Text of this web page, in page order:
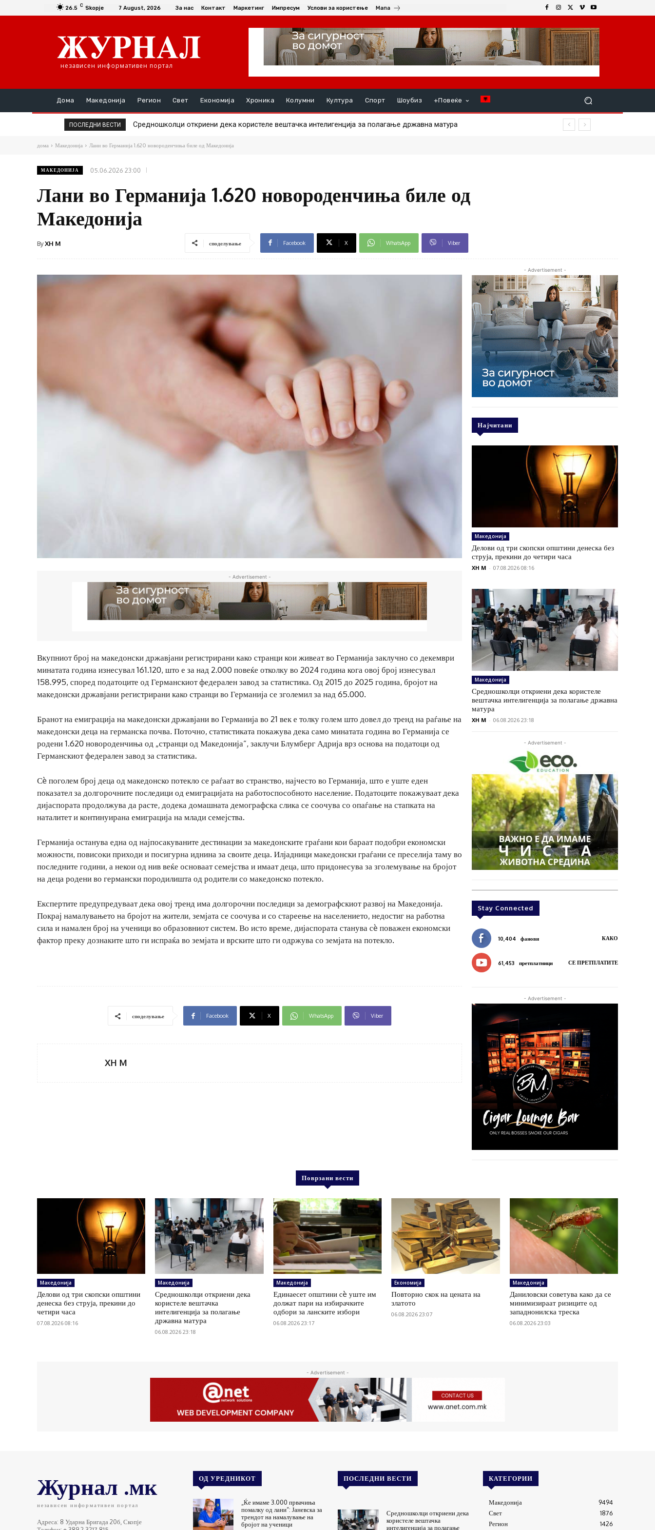
26.5 C Skopje 7 August, 2026 За нас Контакт Маркетинг Импресум Услови за користење Мапа
независен информативен портал
Дома Македонија Регион Свет Економија Хроника Колумни Култура Спорт Шоубиз +Повеќе
ПОСЛЕДНИ ВЕСТИ Средношколци откриени дека користеле вештачка интелигенција за полагање државна матура
Единаесет општини сè уште им должат пари на избирачките одбори за ланските избори
дома Македонија Лани во Германија 1.620 новороденчиња биле од Македонија
МАКЕДОНИЈА 05.06.2026 23:00
Лани во Германија 1.620 новороденчиња биле од
Македонија
ByXH M споделување Facebook X WhatsApp Viber
- Advertisement -
Вкупниот број на македонски државјани регистрирани како странци кои живеат во Германија заклучно со декември
минатата година изнесувал 161.120, што е за над 2.000 повеќе отколку во 2024 година кога овој број изнесувал
158.995, според податоците од Германскиот федерален завод за статистика. Од 2015 до 2025 година, бројот на
македонски државјани регистрирани како странци во Германија се зголемил за над 65.000.
Бранот на емиграција на македонски државјани во Германија во 21 век е толку голем што довел до тренд на раѓање на
македонски деца на германска почва. Поточно, статистиката покажува дека само минатата година во Германија се
родени 1.620 новороденчиња од „странци од Македонија“, заклучи Блумберг Адрија врз основа на податоци од
Германскиот федерален завод за статистика.
Сè поголем број деца од македонско потекло се раѓаат во странство, најчесто во Германија, што е уште еден
показател за долгорочните последици од емиграцијата на работоспособното население. Податоците покажуваат дека
дијаспората продолжува да расте, додека домашната демографска слика се соочува со опаѓање на стапката на
наталитет и континуирана емиграција на млади семејства.
Германија останува една од најпосакуваните дестинации за македонските граѓани кои бараат подобри економски
можности, повисоки приходи и посигурна иднина за своите деца. Илјадници македонски граѓани се преселија таму во
последните години, а некои од нив веќе основаат семејства и имаат деца, што придонесува за зголемување на бројот
на деца родени во германски породилишта од родители со македонско потекло.
Експертите предупредуваат дека овој тренд има долгорочни последици за демографскиот развој на Македонија.
Покрај намалувањето на бројот на жители, земјата се соочува и со стареење на населението, недостиг на работна
сила и намален број на ученици во образовниот систем. Во исто време, дијаспората станува сè поважен економски
фактор преку дознаките што ги испраќа во земјата и врските што ги одржува со земјата на потекло.
споделување Facebook X WhatsApp Viber
XH M
- Advertisement -
Најчитани
Македонија
Делови од три скопски општини денеска без
струја, прекини до четири часа
XH M - 07.08.2026 08:16
Македонија
Средношколци откриени дека користеле
вештачка интелигенција за полагање државна
матура
XH M - 06.08.2026 23:18
- Advertisement -
Stay Connected
10,404 фанови КАКО
61,453 претплатници СЕ ПРЕТПЛАТИТЕ
- Advertisement -
Поврзани вести
Македонија
Делови од три скопски општини
денеска без струја, прекини до
четири часа
07.08.2026 08:16
Македонија
Средношколци откриени дека
користеле вештачка
интелигенција за полагање
државна матура
06.08.2026 23:18
Македонија
Единаесет општини сè уште им
должат пари на избирачките
одбори за ланските избори
06.08.2026 23:17
Економија
Повторно скок на цената на
златото
06.08.2026 23:07
Македонија
Даниловски советува како да се
минимизираат ризиците од
западнонилска треска
06.08.2026 23:03
- Advertisement -
Журнал .мк
независен информативен портал
Адреса: 8 Ударна Бригада 20б, Скопје
ОД УРЕДНИКОТ
„Ќе имаме 3.000 првачиња
помалку од лани“: Јаневска за
трендот на намалување на
бројот на ученици
ПОСЛЕДНИ ВЕСТИ
Средношколци откриени дека
користеле вештачка
интелигенција за полагање
КАТЕГОРИИ
Македонија
9494
Свет
1876
Регион
1426